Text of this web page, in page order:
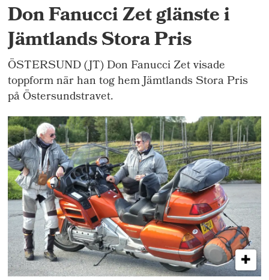
Don Fanucci Zet glänste i
Jämtlands Stora Pris
ÖSTERSUND (JT) Don Fanucci Zet visade
toppform när han tog hem Jämtlands Stora Pris
på Östersundstravet.